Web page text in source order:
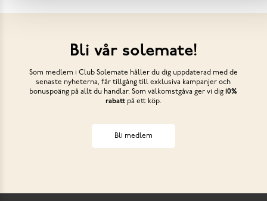
Bli vår solemate!
Som medlem i Club Solemate håller du dig uppdaterad med de
senaste nyheterna, får tillgång till exklusiva kampanjer och
bonuspoäng på allt du handlar. Som välkomstgåva ger vi dig 10%
rabattpå ett köp.
Bli medlem